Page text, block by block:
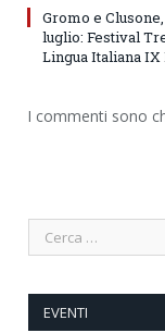
Gromo e Clusone,
luglio: Festival
Lingua Italiana
I commenti sono
EVENTI